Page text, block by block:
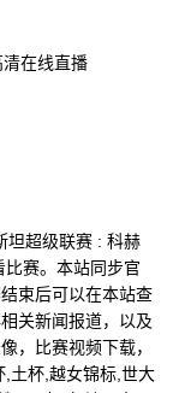
在线直播
坦超级联赛 : 科赫
赛。本站同步官
束后可以在本站查
关新闻报道，以及
，比赛视频下载，
土杯,越女锦标,世大